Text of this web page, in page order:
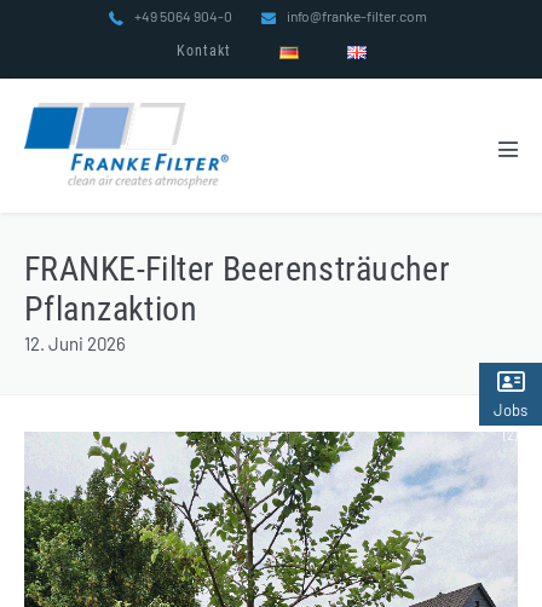
+49 5064 904-0 info@franke-filter.com
Kontakt
FRANKE-Filter Beerensträucher
Pflanzaktion
12. Juni 2026
Jobs
(2)